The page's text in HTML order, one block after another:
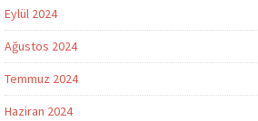
Eylül 2024
Ağustos 2024
Temmuz 2024
Haziran 2024